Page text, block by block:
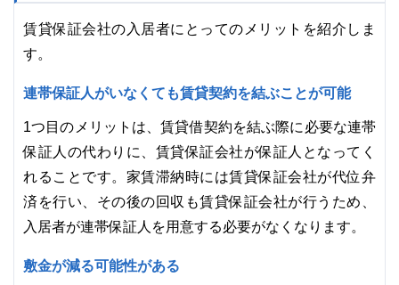
賃貸保証会社の入居者にとってのメリットを紹介しま
す。
連帯保証人がいなくても賃貸契約を結ぶことが可能
1つ目のメリットは、賃貸借契約を結ぶ際に必要な連帯
保証人の代わりに、賃貸保証会社が保証人となってく
れることです。家賃滞納時には賃貸保証会社が代位弁
済を行い、その後の回収も賃貸保証会社が行うため、
入居者が連帯保証人を用意する必要がなくなります。
敷金が減る可能性がある